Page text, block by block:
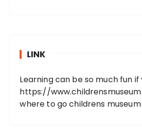
LINK
Learning can be so much fun if
https://
where to go childrens